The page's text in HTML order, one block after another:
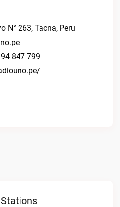
N° 263, Tacna, Peru
847 799